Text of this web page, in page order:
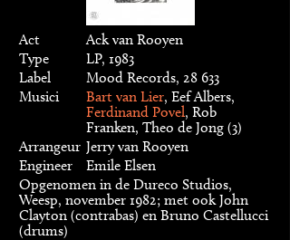
Act
Ack van Rooyen
Type
LP, 1983
Label
Mood Records, 28 633
Musici
Bart van Lier, Eef Albers,
Ferdinand Povel, Rob
Franken, Theo de Jong (3)
Arrangeur Jerry van Rooyen
Engineer
Emile Elsen
Opgenomen in de Dureco Studios,
Weesp, november 1982; met ook John
Clayton (contrabas) en Bruno Castellucci
(drums)